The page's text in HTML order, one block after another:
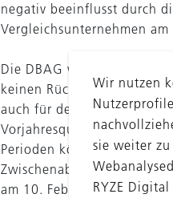
negativ beeinflusst durch
Vergleichsunternehmen
Die DBAG weist abermals
keinen Rückschluss auf
auch für den Vergleich
Vorjahresquartal. Die
Perioden können stark
Zwischenabschluss zum
am 10. Februar 2022
Wir nutzen
sie weiter
RYZE